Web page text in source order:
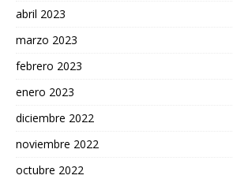
abril 2023
marzo 2023
febrero 2023
enero 2023
diciembre 2022
noviembre 2022
octubre 2022